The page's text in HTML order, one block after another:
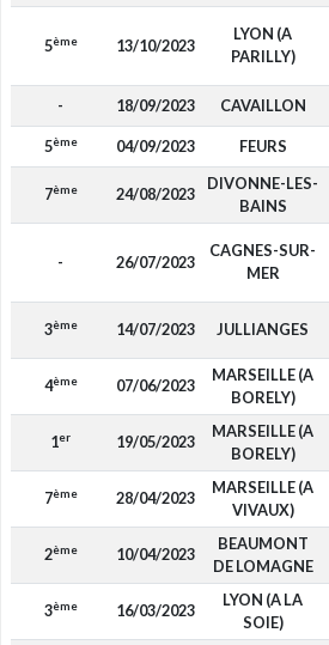
5ème 13/10/2023
LYON (A
PARILLY)
- 18/09/2023 CAVAILLON
5ème 04/09/2023 FEURS
7ème 24/08/2023
DIVONNE-LES-
BAINS
- 26/07/2023
CAGNES-SUR-
MER
3ème 14/07/2023 JULLIANGES
4ème 07/06/2023
MARSEILLE (A
BORELY)
1er 19/05/2023
MARSEILLE (A
BORELY)
7ème 28/04/2023
MARSEILLE (A
VIVAUX)
2ème 10/04/2023
BEAUMONT
DE LOMAGNE
3ème 16/03/2023
LYON (A LA
SOIE)